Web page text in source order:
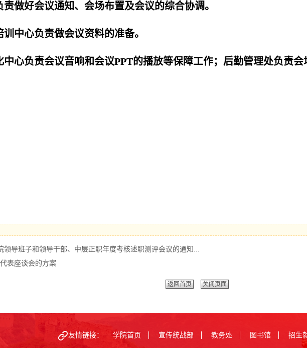
责做好会议通知、会场布置及会议的综合协调。
训中心负责做会议资料的准备。
中心负责会议音响和会议PPT的播放等保障工作；后勤管理处负责
领导班子和领导干部、中层正职年度考核述职测评会议的通知...
表座谈会的方案
返回首页 关闭页面
友情链接： 学院首页 宣传统战部 教务处 图书馆 招生